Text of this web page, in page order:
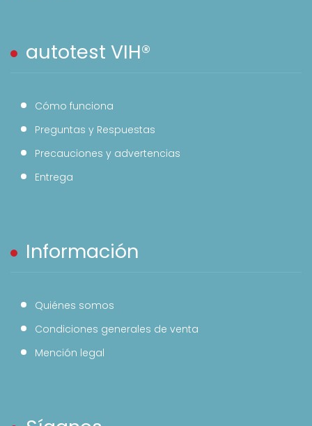
autotest VIH®
Cómo funciona
Preguntas y Respuestas
Precauciones y advertencias
Entrega
Información
Quiénes somos
Condiciones generales de venta
Mención legal